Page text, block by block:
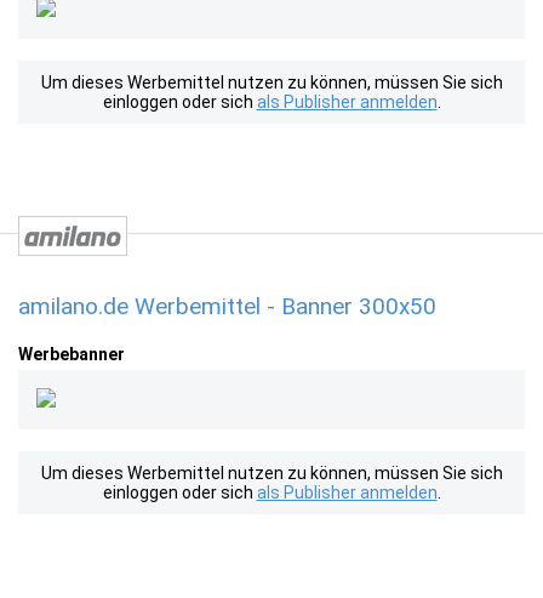
Um dieses Werbemittel nutzen zu können, müssen Sie sich
einloggen oder sich als Publisher anmelden
amilano.de Werbemittel - Banner 300x50
Werbebanner
Um dieses Werbemittel nutzen zu können, müssen Sie sich
einloggen oder sich als Publisher anmelden